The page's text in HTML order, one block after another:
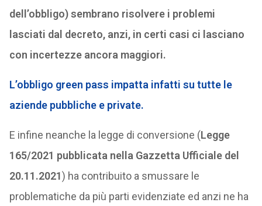
dell’obbligo) sembrano risolvere i problemi
lasciati dal decreto, anzi, in certi casi ci lasciano
con incertezze ancora maggiori.
L’obbligo green pass impatta infatti su tutte le
aziende pubbliche e private.
E infine neanche la legge di conversione (Legge
165/2021 pubblicata nella Gazzetta Ufficiale del
20.11.2021) ha contribuito a smussare le
problematiche da più parti evidenziate ed anzi ne ha